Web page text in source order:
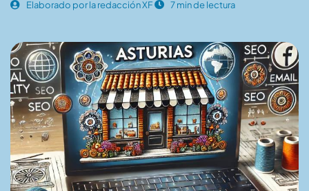
Elaborado por la redacción XF 7 min de lectura